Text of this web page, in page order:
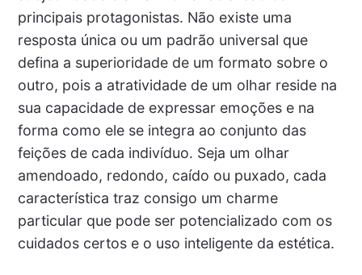
principais protagonistas. Não existe uma
resposta única ou um padrão universal que
defina a superioridade de um formato sobre o
outro, pois a atratividade de um olhar reside na
sua capacidade de expressar emoções e na
forma como ele se integra ao conjunto das
feições de cada indivíduo. Seja um olhar
amendoado, redondo, caído ou puxado, cada
característica traz consigo um charme
particular que pode ser potencializado com os
cuidados certos e o uso inteligente da estética.